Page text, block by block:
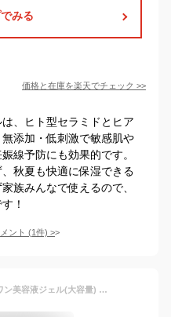
みる
価格と在庫を楽天でチェック >>
、ヒト型セラミドとヒア
添加・低刺激で敏感肌や
線予防にも効果的です。
秋夏も快適に保湿できる
族みんなで使えるので、
！
ント (1件) >
無印良品 敏感肌用オールインワン美容液ジェル(大容量) 200グラム (x 1)